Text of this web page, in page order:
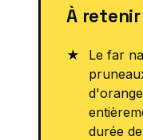
À retenir
Le far
durée